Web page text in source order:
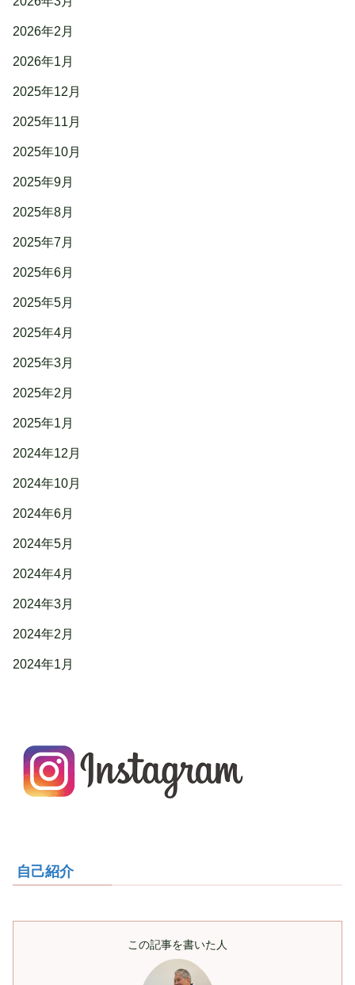
2026年2月
2026年1月
2025年12月
2025年11月
2025年10月
2025年9月
2025年8月
2025年7月
2025年6月
2025年5月
2025年4月
2025年3月
2025年2月
2025年1月
2024年12月
2024年10月
2024年6月
2024年5月
2024年4月
2024年3月
2024年2月
2024年1月
自己紹介
この記事を書いた人